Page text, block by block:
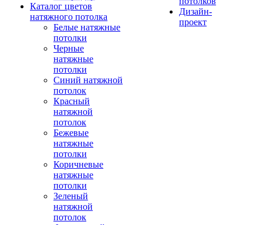
Каталог цветов
натяжного потолка
Белые натяжные
потолки
Черные
натяжные
потолки
Синий натяжной
потолок
Красный
натяжной
потолок
Бежевые
натяжные
потолки
Коричневые
натяжные
потолки
Зеленый
натяжной
потолок
Дизайн-
проект